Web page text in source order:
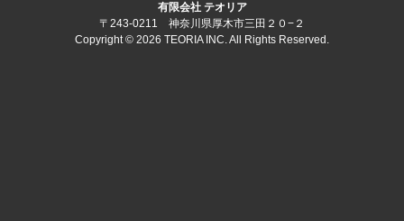
有限会社 テオリア
〒243-0211 神奈川県厚木市三田２０−２
Copyright © 2026 TEORIA INC. All Rights Reserved.